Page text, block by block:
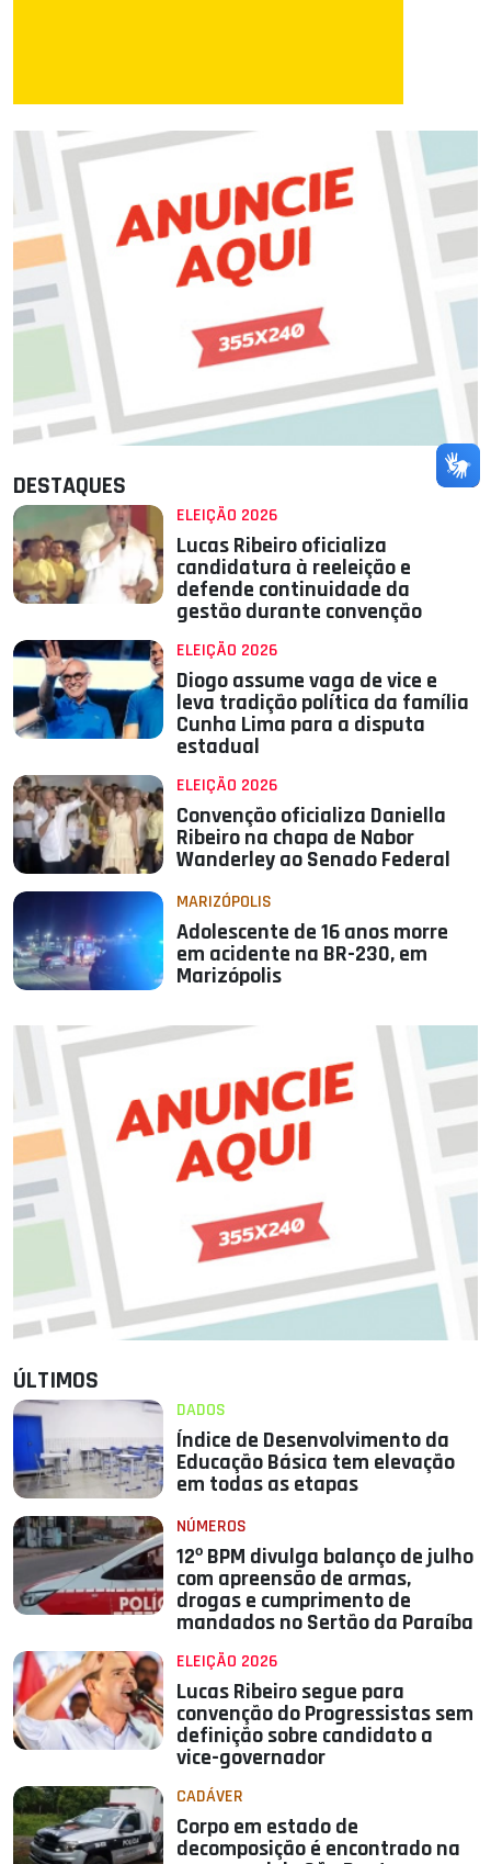
DESTAQUES
ELEIÇÃO 2026
Lucas Ribeiro oficializa
candidatura à reeleição e
defende continuidade da
gestão durante convenção
ELEIÇÃO 2026
Diogo assume vaga de vice e
leva tradição política da família
Cunha Lima para a disputa
estadual
ELEIÇÃO 2026
Convenção oficializa Daniella
Ribeiro na chapa de Nabor
Wanderley ao Senado Federal
MARIZÓPOLIS
Adolescente de 16 anos morre
em acidente na BR-230, em
Marizópolis
ÚLTIMOS
DADOS
Índice de Desenvolvimento da
Educação Básica tem elevação
em todas as etapas
NÚMEROS
12º BPM divulga balanço de julho
com apreensão de armas,
drogas e cumprimento de
mandados no Sertão da Paraíba
ELEIÇÃO 2026
Lucas Ribeiro segue para
convenção do Progressistas sem
definição sobre candidato a
vice-governador
CADÁVER
Corpo em estado de
decomposição é encontrado na